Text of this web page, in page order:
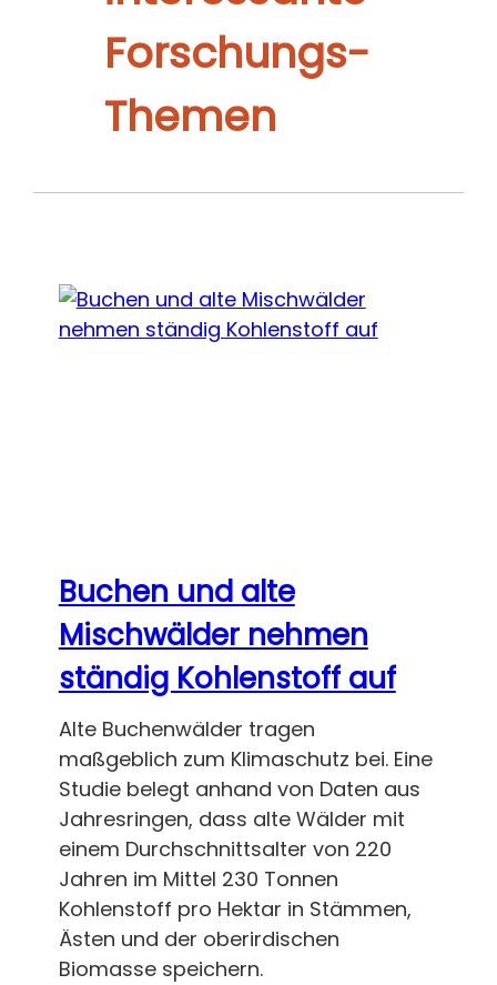
Forschungs-
Themen
Buchen und alte
Mischwälder nehmen
ständig Kohlenstoff auf
Alte Buchenwälder tragen
maßgeblich zum Klimaschutz bei. Eine
Studie belegt anhand von Daten aus
Jahresringen, dass alte Wälder mit
einem Durchschnittsalter von 220
Jahren im Mittel 230 Tonnen
Kohlenstoff pro Hektar in Stämmen,
Ästen und der oberirdischen
Biomasse speichern.